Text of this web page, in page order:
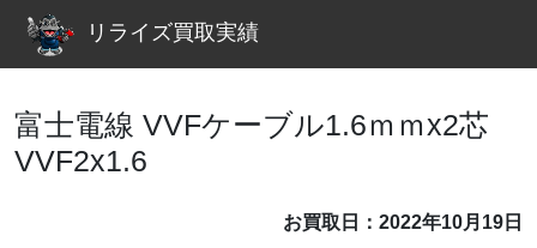
リライズ買取実績
富士電線 VVFケーブル1.6ｍｍx2芯
VVF2x1.6
お買取日：2022年10月19日